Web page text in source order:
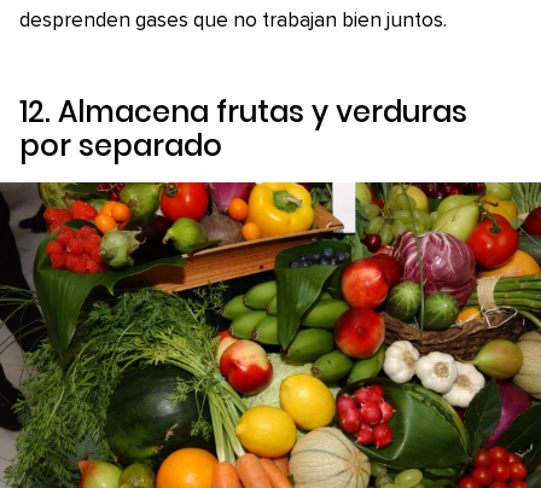
desprenden gases que no trabajan bien juntos.
12. Almacena frutas y verduras
por separado